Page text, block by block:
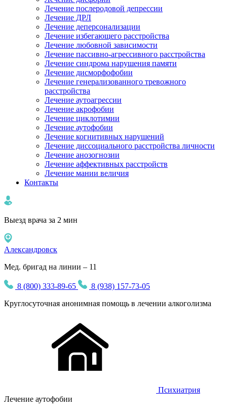
Лечение послеродовой депрессии
Лечение ДРЛ
Лечение деперсонализации
Лечение избегающего расстройства
Лечение любовной зависимости
Лечение пассивно-агрессивного расстройства
Лечение синдрома нарушения памяти
Лечение дисморфофобии
Лечение генерализованного тревожного
расстройства
Лечение аутоагрессии
Лечение акрофобии
Лечение циклотимии
Лечение аутофобии
Лечение когнитивных нарушений
Лечение диссоциального расстройства личности
Лечение анозогнозии
Лечение аффективных расстройств
Лечение мании величия
Контакты
Выезд врача за 2 мин
Александровск
Мед. бригад на линии – 11
8 (800) 333-89-65
8 (938) 157-73-05
Круглосуточная анонимная помощь в лечении алкоголизма
Психиатрия
Лечение аутофобии